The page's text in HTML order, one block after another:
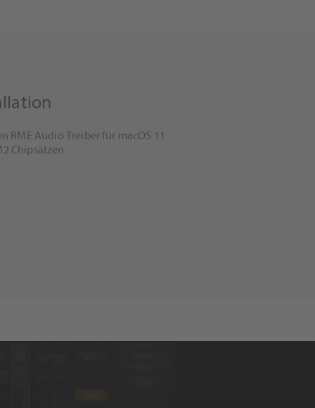
RME Audio Treiber für macOS 11
Chipsätzen.